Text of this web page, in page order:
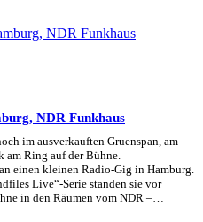
NDR Funkhaus
im ausverkauften Gruenspan, am
am Ring auf der Bühne.
einen kleinen Radio-Gig in Hamburg.
Live“-Serie standen sie vor
in den Räumen vom NDR –…